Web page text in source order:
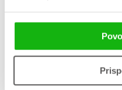
Počet strán